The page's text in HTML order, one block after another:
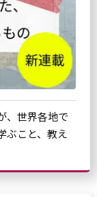
、世界各地で
ぶこと、教え